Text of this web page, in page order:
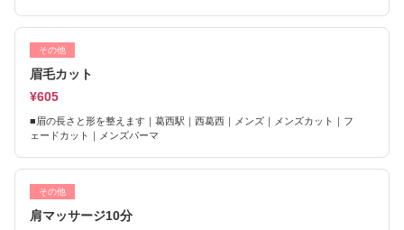
その他
眉毛カット
¥605
■眉の長さと形を整えます｜葛西駅｜西葛西｜メンズ｜メンズカット｜フ
ェードカット｜メンズパーマ
その他
肩マッサージ10分